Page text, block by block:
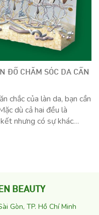
ĐỒ CHĂM SÓC DA CẦN
chắc của làn da, bạn cần
dù cả hai đều là
nhưng có sự khác
tốt hơn, có thể trở lại
chặn sự giảm dần
BEAUTY
Gòn, TP. Hồ Chí Minh